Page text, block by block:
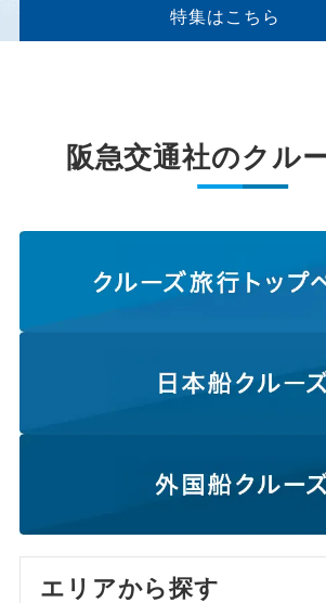
特集はこちら
阪急交通社のクル
エリアから探す